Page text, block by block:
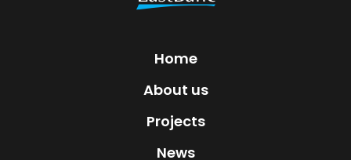
Home
About us
Projects
News